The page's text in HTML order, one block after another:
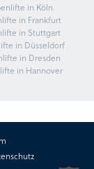
in Köln
in Frankfurt
in Stuttgart
in Düsseldorf
in Dresden
in Hannover